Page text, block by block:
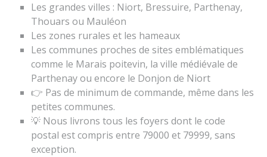
Les grandes villes : Niort, Bressuire, Parthenay,
Thouars ou Mauléon
Les zones rurales et les hameaux
Les communes proches de sites emblématiques
comme le Marais poitevin, la ville médiévale de
Parthenay ou encore le Donjon de Niort
👉 Pas de minimum de commande, même dans les
petites communes.
💡 Nous livrons tous les foyers dont le code
postal est compris entre 79000 et 79999, sans
exception.